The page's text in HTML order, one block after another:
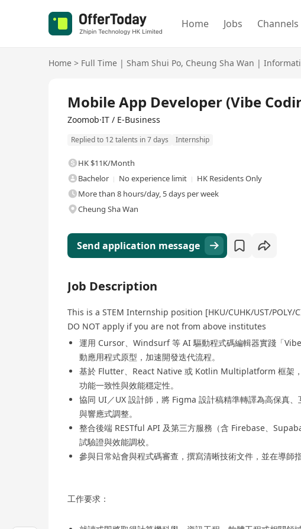
Home Jobs Channels
Home > Full Time | Sham Shui Po, Cheung Sha Wan |
Mobile App Developer (Vibe
Zoomob·IT / E-Business
Replied to 12 talents in 7 days Internship
HK $11K/Month
Bachelor
No experience limit
HK Residents Only
More than 8 hours/day, 5 days per week
Cheung Sha Wan
Send application message
Job Description
This is a STEM Internship position [HKU/CUHK/UST/POLY/
DO NOT apply if you are not from above institutes
運用 Cursor、Windsurf 等 AI 驅動程式碼編輯器實踐「
動應用程式原型，加速開發迭代流程。
基於 Flutter、React Native 或 Kotlin Multiplatform 框架
功能一致性與效能穩定性。
協同 UI／UX 設計師，將 Figma 設計稿精準轉譯為高保真
與響應式調整。
整合後端 RESTful API 及第三方服務（含 Firebase、
試驗證與效能調校。
參與日常站會與程式碼審查，撰寫清晰技術文件，並在導師
工作要求：